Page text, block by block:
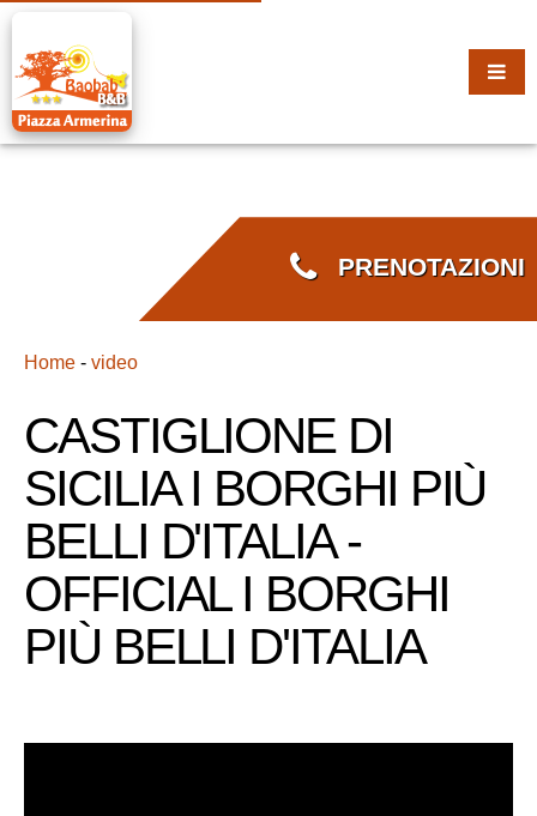
PRENOTAZIONI
Home - video
CASTIGLIONE DI
SICILIA I BORGHI PIÙ
BELLI D'ITALIA -
OFFICIAL I BORGHI
PIÙ BELLI D'ITALIA